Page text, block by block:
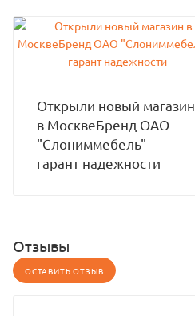
Открыли новый магазин
в МосквеБренд ОАО
"Слониммебель" –
гарант надежности
Отзывы
ОСТАВИТЬ ОТЗЫВ